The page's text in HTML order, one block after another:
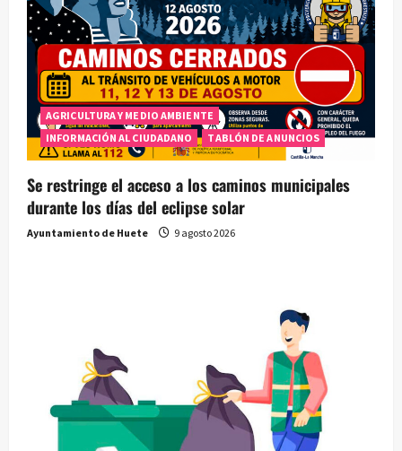
AGRICULTURA Y MEDIO AMBIENTE
INFORMACIÓN AL CIUDADANO
TABLÓN DE ANUNCIOS
Se restringe el acceso a los caminos municipales
durante los días del eclipse solar
Ayuntamiento de Huete 9 agosto 2026